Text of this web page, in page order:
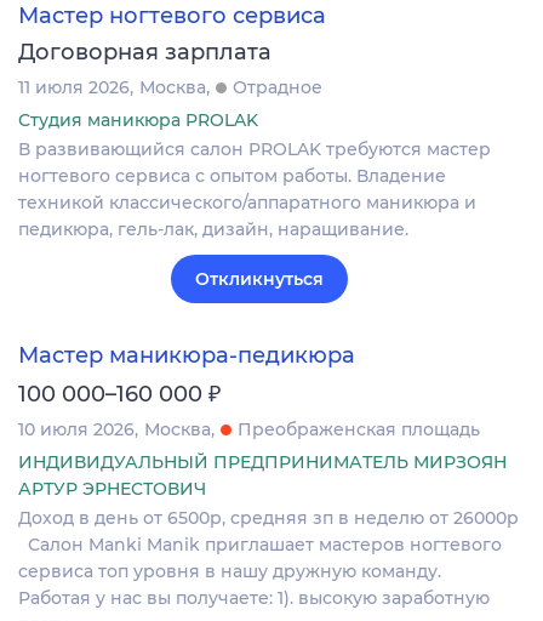
Мастер ногтевого сервиса
Договорная зарплата
11 июля 2026 Москва
Отрадное
Студия маникюра PROLAK
В развивающийся салон PROLAK требуются мастер
ногтевого сервиса с опытом работы. Владение
техникой классического/аппаратного маникюра и
педикюра, гель-лак, дизайн, наращивание.
Откликнуться
Мастер маникюра-педикюра
100 000–160 000 ₽
10 июля 2026 Москва
Преображенская площадь
ИНДИВИДУАЛЬНЫЙ ПРЕДПРИНИМАТЕЛЬ МИРЗОЯН
АРТУР ЭРНЕСТОВИЧ
Доход в день от 6500р, средняя зп в неделю от 26000р
Салон Manki Manik приглашает мастеров ногтевого
сервиса топ уровня в нашу дружную команду.
Работая у нас вы получаете: 1). высокую заработную